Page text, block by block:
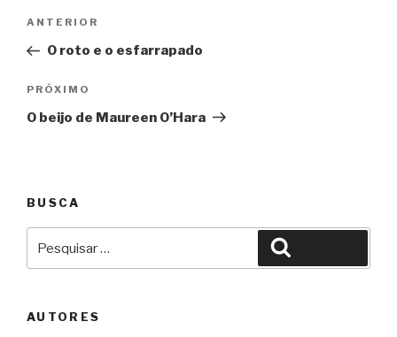
Post
Anterior
ANTERIOR
O roto e o esfarrapado
Próximo
PRÓXIMO
O beijo de Maureen O’Hara
BUSCA
por:
AUTORES